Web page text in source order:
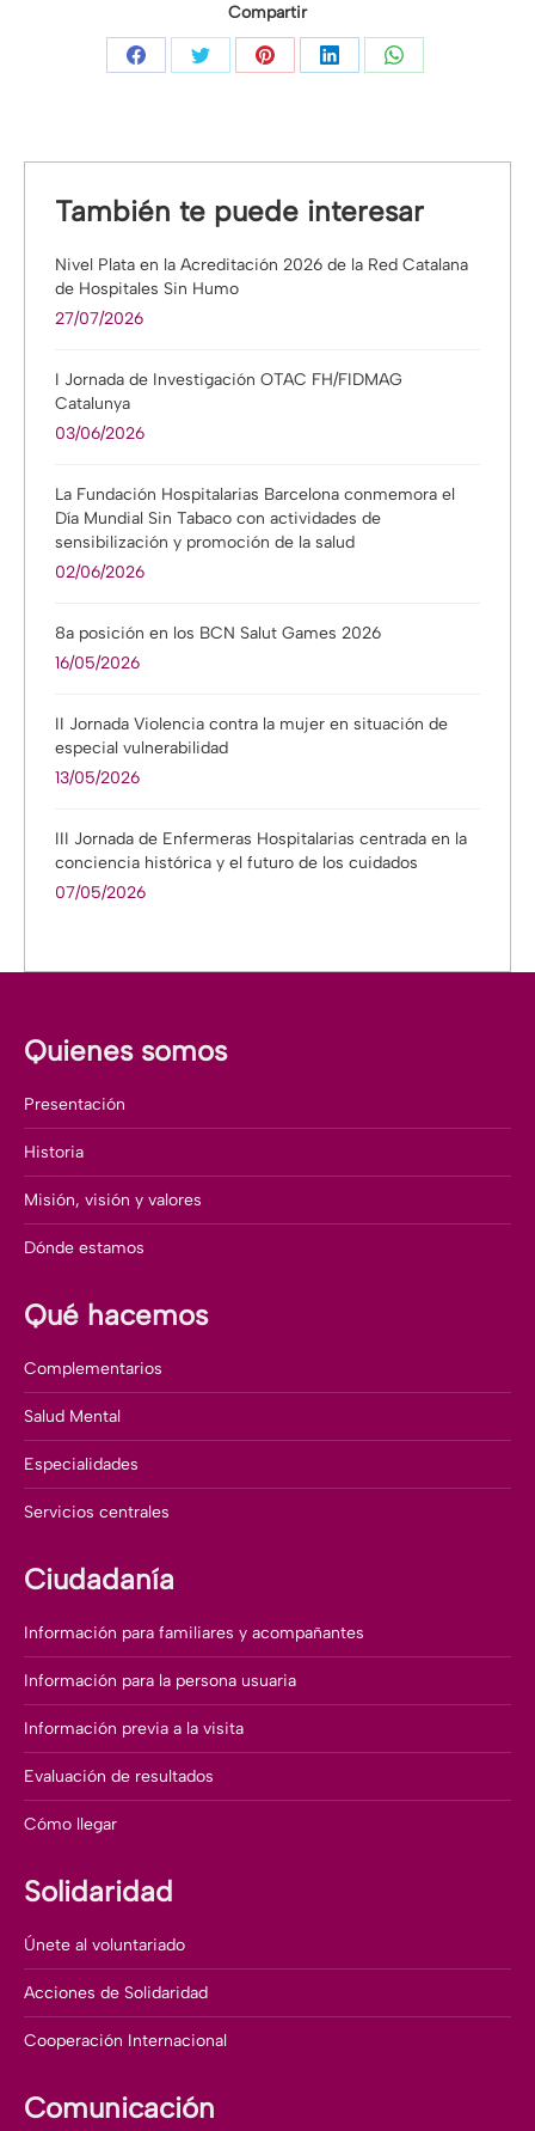
Compartir
CompartirCompartirCompartirCompartirCompartir
También te puede interesar
Nivel Plata en la Acreditación 2026 de la Red Catalana
de Hospitales Sin Humo
27/07/2026
I Jornada de Investigación OTAC FH/FIDMAG
Catalunya
03/06/2026
La Fundación Hospitalarias Barcelona conmemora el
Día Mundial Sin Tabaco con actividades de
sensibilización y promoción de la salud
02/06/2026
8a posición en los BCN Salut Games 2026
16/05/2026
II Jornada Violencia contra la mujer en situación de
especial vulnerabilidad
13/05/2026
III Jornada de Enfermeras Hospitalarias centrada en la
conciencia histórica y el futuro de los cuidados
07/05/2026
Quienes somos
Presentación
Historia
Misión, visión y valores
Dónde estamos
Qué hacemos
Complementarios
Salud Mental
Especialidades
Servicios centrales
Ciudadanía
Información para familiares y acompañantes
Información para la persona usuaria
Información previa a la visita
Evaluación de resultados
Cómo llegar
Solidaridad
Únete al voluntariado
Acciones de Solidaridad
Cooperación Internacional
Comunicación